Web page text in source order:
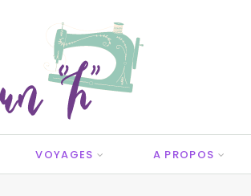
VOYAGES A PROPOS